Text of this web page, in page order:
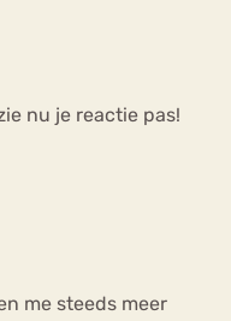
nu je reactie pas!
me steeds meer